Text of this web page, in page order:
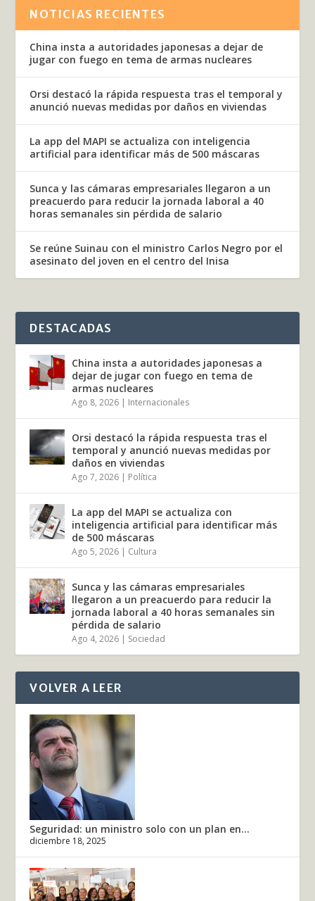
NOTICIAS RECIENTES
China insta a autoridades japonesas a dejar de
jugar con fuego en tema de armas nucleares
Orsi destacó la rápida respuesta tras el temporal y
anunció nuevas medidas por daños en viviendas
La app del MAPI se actualiza con inteligencia
artificial para identificar más de 500 máscaras
Sunca y las cámaras empresariales llegaron a un
preacuerdo para reducir la jornada laboral a 40
horas semanales sin pérdida de salario
Se reúne Suinau con el ministro Carlos Negro por el
asesinato del joven en el centro del Inisa
DESTACADAS
China insta a autoridades japonesas a
dejar de jugar con fuego en tema de
armas nucleares
Ago 8, 2026 | Internacionales
Orsi destacó la rápida respuesta tras el
temporal y anunció nuevas medidas por
daños en viviendas
Ago 7, 2026 | Política
La app del MAPI se actualiza con
inteligencia artificial para identificar más
de 500 máscaras
Ago 5, 2026 | Cultura
Sunca y las cámaras empresariales
llegaron a un preacuerdo para reducir la
jornada laboral a 40 horas semanales sin
pérdida de salario
Ago 4, 2026 | Sociedad
VOLVER A LEER
Seguridad: un ministro solo con un plan en...
diciembre 18, 2025